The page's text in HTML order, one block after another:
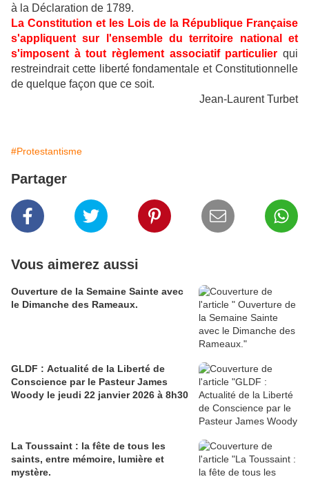
à la Déclaration de 1789.
La Constitution et les Lois de la République Française
s'appliquent sur l'ensemble du territoire national et
s'imposent à tout règlement associatif particulier qui
restreindrait cette liberté fondamentale et Constitutionnelle
de quelque façon que ce soit.
Jean-Laurent Turbet
#Protestantisme
Partager
Vous aimerez aussi
Ouverture de la Semaine Sainte avec
le Dimanche des Rameaux.
GLDF : Actualité de la Liberté de
Conscience par le Pasteur James
Woody le jeudi 22 janvier 2026 à 8h30
La Toussaint : la fête de tous les
saints, entre mémoire, lumière et
mystère.